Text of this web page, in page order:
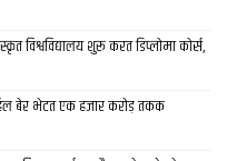
भेजलनि।…एहेन-एहेन नोटिस सँ
गैर वामपंथी विचारधारावला
विश्वविद्यालय शुरू करत डिप्लोमा कोर्स,
बेर भेटत एक हजार करोड़ तकक